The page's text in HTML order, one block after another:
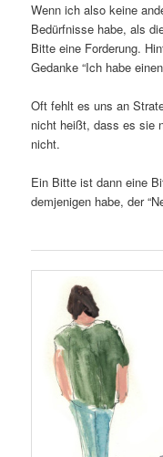
Wenn ich also keine
Bedürfnisse habe, als
Bitte eine Forderung.
Gedanke “Ich habe
Oft fehlt es uns an
nicht heißt, dass es sie
nicht.
Ein Bitte ist dann eine
demjenigen habe, der